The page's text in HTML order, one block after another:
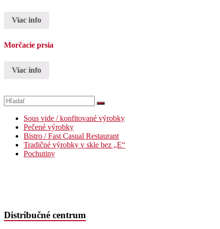
Viac info
Morčacie prsia
Viac info
Sous vide / konfitované výrobky
Pečené výrobky
Bistro / Fast Casual Restaurant
Tradičné výrobky v skle bez „E“
Pochutiny
Distribučné centrum